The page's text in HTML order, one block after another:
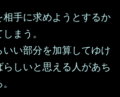
手に求めようとするか
まう。
い部分を加算してゆけ
しいと思える人があち